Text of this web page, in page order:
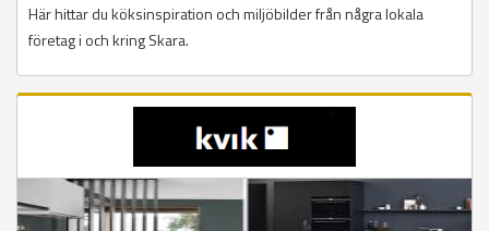
Här hittar du köksinspiration och miljöbilder från några lokala
företag i och kring Skara.